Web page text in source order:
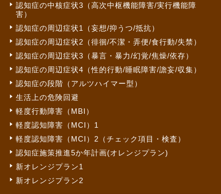
認知症の中核症状3（高次中枢機能障害/実行機能障
害）
認知症の周辺症状1（妄想/抑うつ/抵抗）
認知症の周辺症状2（徘徊/不潔・弄便/食行動/失禁）
認知症の周辺症状3（暴言・暴力/幻覚/焦燥/依存）
認知症の周辺症状4（性的行動/睡眠障害/譫妄/収集）
認知症の段階（アルツハイマー型）
生活上の危険回避
軽度行動障害（MBI）
軽度認知障害（MCI）1
軽度認知障害（MCI）2（チェック項目・検査）
認知症施策推進5か年計画(オレンジプラン)
新オレンジプラン1
新オレンジプラン2